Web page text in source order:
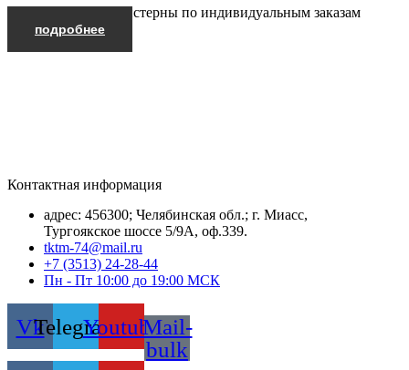
Производим автоцистерны по индивидуальным заказам
подробнее
Контактная информация
адрес: 456300; Челябинская обл.; г. Миасс,
Тургоякское шоссе 5/9А, оф.339.
tktm-74@mail.ru
+7 (3513) 24-28-44
Пн - Пт 10:00 до 19:00 МСК
VkTelegramYoutubeMail-
bulk